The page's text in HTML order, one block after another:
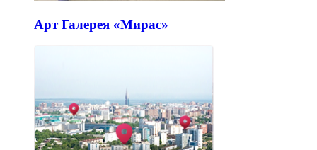
Арт Галерея «Мирас»